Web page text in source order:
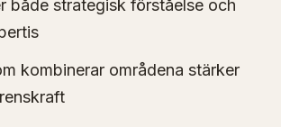
både strategisk förståelse och
kombinerar områdena stärker